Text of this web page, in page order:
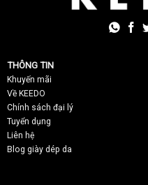
THÔNG TIN
Khuyến mãi
Về KEEDO
Chính sách đại lý
Tuyển dụng
Liên hệ
Blog giày dép da